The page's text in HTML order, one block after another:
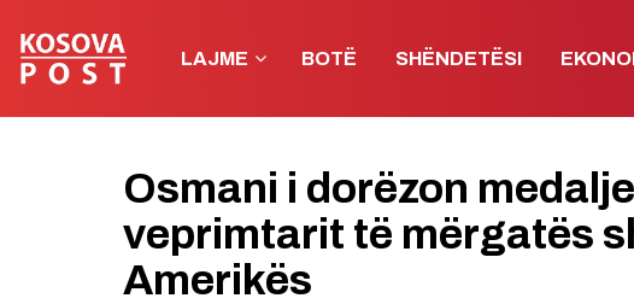
LAJME BOTË SHËNDETËSI
Osmani i dorëzon
veprimtarit të mërgatës
Amerikës